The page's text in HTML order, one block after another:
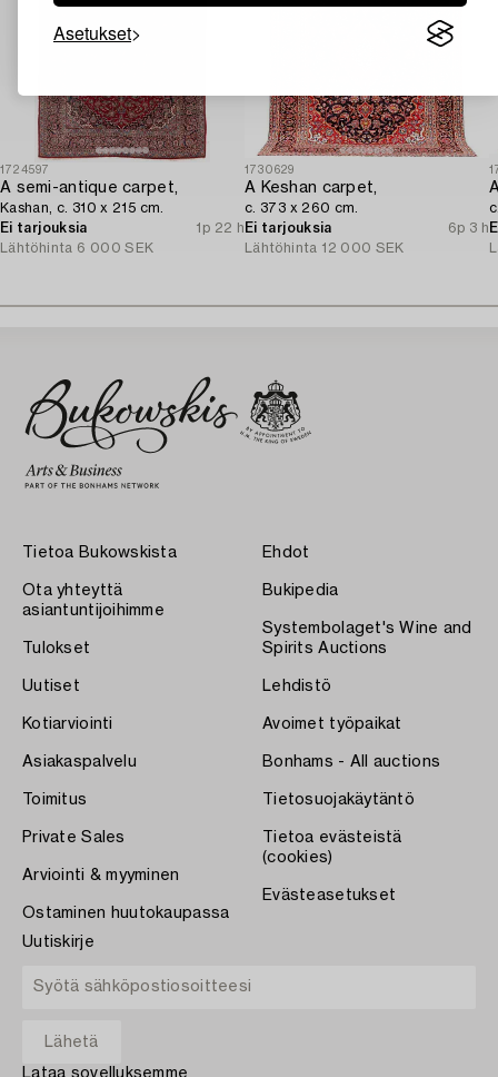
Asetukset
1724597
A semi-antique carpet,
Kashan, c. 310 x 215 cm.
Ei tarjouksia
1p 22 h
Lähtöhinta 6 000 SEK
1730629
A Keshan carpet,
c. 373 x 260 cm.
Ei tarjouksia
6p 3 h
Lähtöhinta 12 000 SEK
Tietoa Bukowskista
Ota yhteyttä
asiantuntijoihimme
Tulokset
Uutiset
Kotiarviointi
Asiakaspalvelu
Toimitus
Private Sales
Arviointi & myyminen
Ostaminen huutokaupassa
Ehdot
Bukipedia
Systembolaget's Wine and
Spirits Auctions
Lehdistö
Avoimet työpaikat
Bonhams - All auctions
Tietosuojakäytäntö
Tietoa evästeistä
(cookies)
Evästeasetukset
Uutiskirje
Lataa sovelluksemme